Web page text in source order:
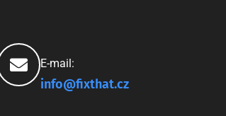
E-mail:
info@fixthat.cz